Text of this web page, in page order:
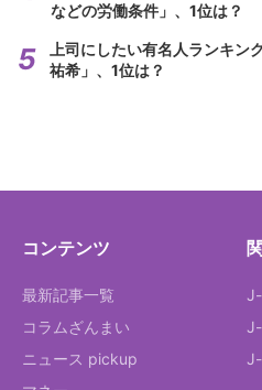
などの労働条件」、1位は？
上司にしたい有名人ランキ
祐希」、1位は？
コンテンツ
最新記事一覧
コラムざんまい
ニュース pickup